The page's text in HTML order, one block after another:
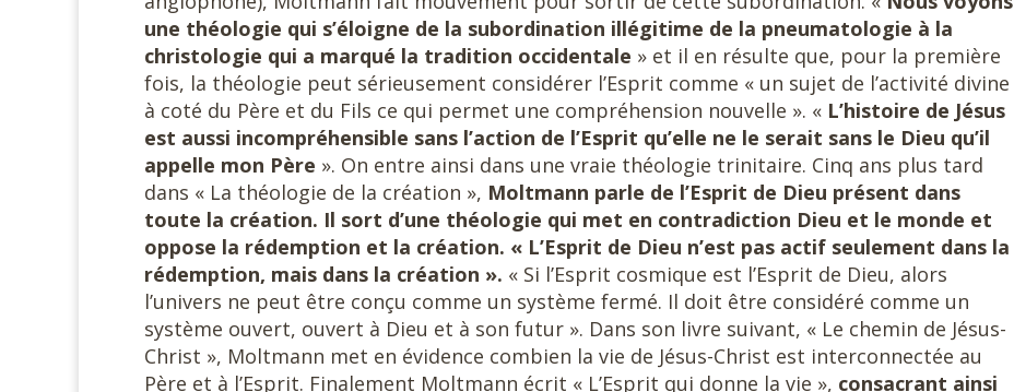
une théologie qui s’éloigne de la subordination illégitime de la pneumatologie à la
christologie qui a marqué la tradition occidentale » et il en résulte que, pour la première
fois, la théologie peut sérieusement considérer l’Esprit comme « un sujet de l’activité divine
à coté du Père et du Fils ce qui permet une compréhension nouvelle ». « L’histoire de Jésus
est aussi incompréhensible sans l’action de l’Esprit qu’elle ne le serait sans le Dieu qu’il
appelle mon Père ». On entre ainsi dans une vraie théologie trinitaire. Cinq ans plus tard
dans « La théologie de la création », Moltmann parle de l’Esprit de Dieu présent dans
toute la création. Il sort d’une théologie qui met en contradiction Dieu et le monde et
oppose la rédemption et la création. « L’Esprit de Dieu n’est pas actif seulement dans la
rédemption, mais dans la création ». « Si l’Esprit cosmique est l’Esprit de Dieu, alors
l’univers ne peut être conçu comme un système fermé. Il doit être considéré comme un
système ouvert, ouvert à Dieu et à son futur ». Dans son livre suivant, « Le chemin de Jésus-
Christ », Moltmann met en évidence combien la vie de Jésus-Christ est interconnectée au
Père et à l’Esprit. Finalement Moltmann écrit « L’Esprit qui donne la vie », consacrant ainsi